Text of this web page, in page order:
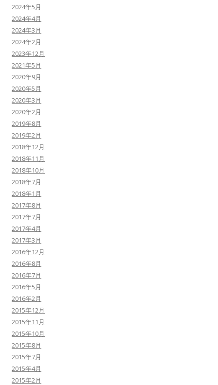
2024年5月
2024年4月
2024年3月
2024年2月
2023年12月
2021年5月
2020年9月
2020年5月
2020年3月
2020年2月
2019年8月
2019年2月
2018年12月
2018年11月
2018年10月
2018年7月
2018年1月
2017年8月
2017年7月
2017年4月
2017年3月
2016年12月
2016年8月
2016年7月
2016年5月
2016年2月
2015年12月
2015年11月
2015年10月
2015年8月
2015年7月
2015年4月
2015年2月